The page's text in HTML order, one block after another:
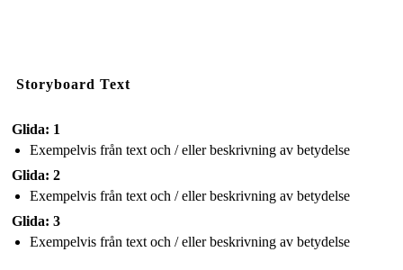
Storyboard Text
Glida: 1
Exempelvis från text och / eller beskrivning av betydelse
Glida: 2
Exempelvis från text och / eller beskrivning av betydelse
Glida: 3
Exempelvis från text och / eller beskrivning av betydelse